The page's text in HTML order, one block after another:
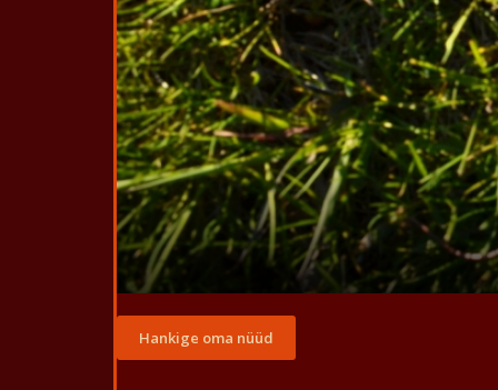
Hankige oma nüüd